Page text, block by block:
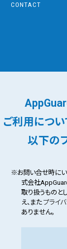
CONTACT
ご利用につ
以下の
※お問い合せ時にい
式会社
取り扱うものと
え、また プライ
ありません。